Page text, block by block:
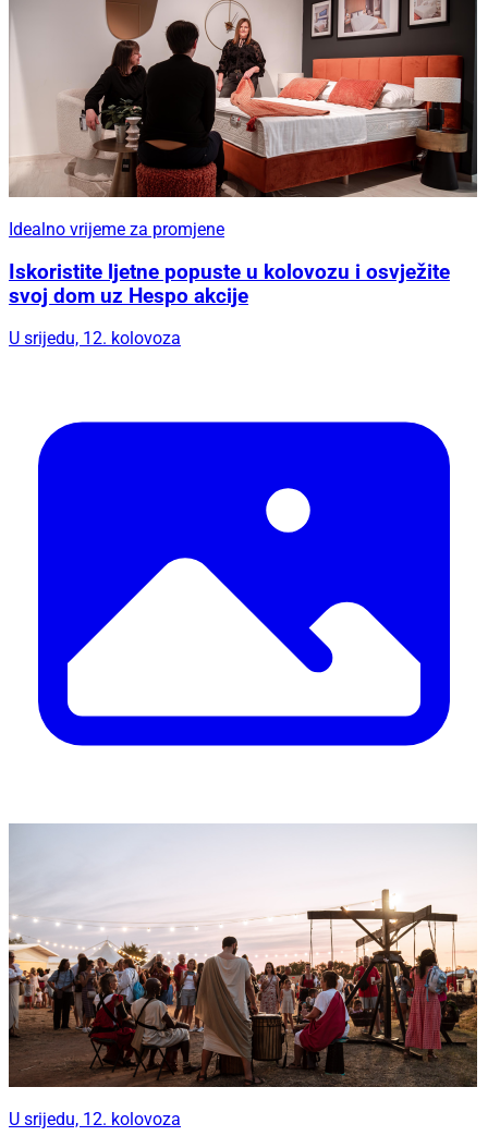
Idealno vrijeme za promjene
Iskoristite ljetne popuste u kolovozu i osvježite
svoj dom uz Hespo akcije
U srijedu, 12. kolovoza
U srijedu, 12. kolovoza